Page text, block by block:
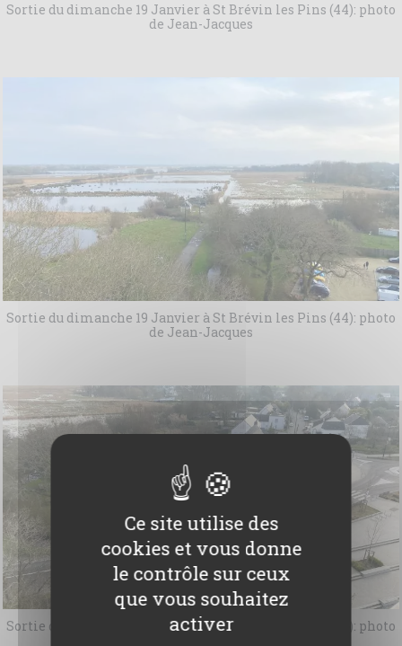
Sortie du dimanche 19 Janvier à St Brévin les Pins (44): photo
de Jean-Jacques
Sortie du dimanche 19 Janvier à St Brévin les Pins (44): photo
de Jean-Jacques
Sortie du dimanche 19 Janvier à St Brévin les Pins (44): photo
Ce site utilise des
cookies et vous donne
le contrôle sur ceux
que vous souhaitez
activer